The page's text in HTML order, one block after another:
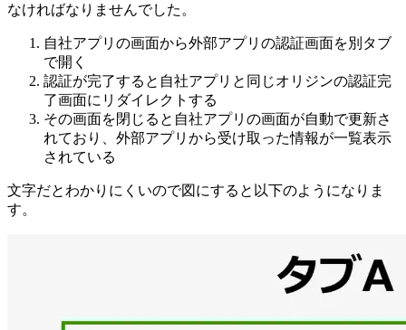
なければなりませんでした。
自社アプリの画面から外部アプリの認証画面を別タブ
で開く
認証が完了すると自社アプリと同じオリジンの認証完
了画面にリダイレクトする
その画面を閉じると自社アプリの画面が自動で更新さ
れており、外部アプリから受け取った情報が一覧表示
されている
文字だとわかりにくいので図にすると以下のようになりま
す。